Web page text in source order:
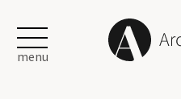
menu